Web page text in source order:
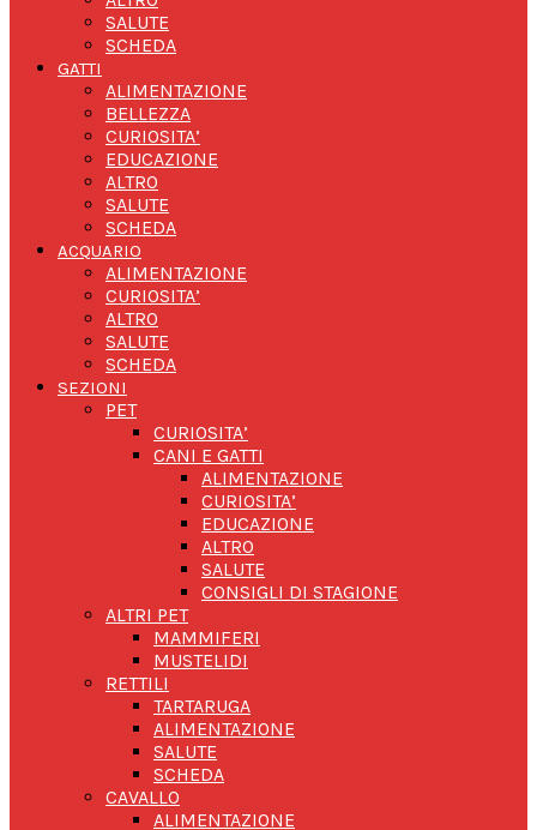
SALUTE
SCHEDA
GATTI
ALIMENTAZIONE
BELLEZZA
CURIOSITA’
EDUCAZIONE
ALTRO
SALUTE
SCHEDA
ACQUARIO
ALIMENTAZIONE
CURIOSITA’
ALTRO
SALUTE
SCHEDA
SEZIONI
PET
CURIOSITA’
CANI E GATTI
ALIMENTAZIONE
CURIOSITA’
EDUCAZIONE
ALTRO
SALUTE
CONSIGLI DI STAGIONE
ALTRI PET
MAMMIFERI
MUSTELIDI
RETTILI
TARTARUGA
ALIMENTAZIONE
SALUTE
SCHEDA
CAVALLO
ALIMENTAZIONE